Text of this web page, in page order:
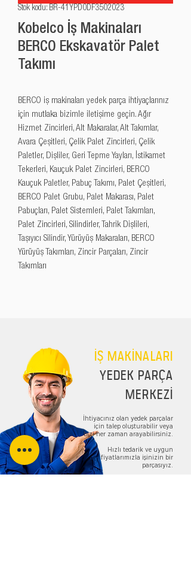
Stok kodu: BR-41YPD0DF3502023
Kobelco İş Makinaları
BERCO Ekskavatör Palet
Takımı
BERCO iş makinaları yedek parça ihtiyaçlarınız
için mutlaka bizimle iletişime geçin. Ağır
Hizmet Zincirleri, Alt Makaralar, Alt Takımlar,
Avara Çeşitleri, Çelik Palet Zincirleri, Çelik
Paletler, Dişliler, Geri Tepme Yayları, İstikamet
Tekerleri, Kauçuk Palet Zincirleri, BERCO
Kauçuk Paletler, Pabuç Takımı, Palet Çeşitleri,
BERCO Palet Grubu, Palet Makarası, Palet
Pabuçları, Palet Sistemleri, Palet Takımları,
Palet Zincirleri, Silindirler, Tahrik Dişlileri,
Taşıyıcı Silindir, Yürüyüş Makaraları, BERCO
Yürüyüş Takımları, Zincir Parçaları, Zincir
Takımları
İŞ MAKİNALARI
YEDEK PARÇA
MERKEZİ
İhtiyacınız olan yedek parçalar
için talep oluşturabilir veya
bizi her zaman arayabilirsiniz.
Hızlı tedarik ve uygun
fiyatlarımızla işinizin bir
parçasıyız.